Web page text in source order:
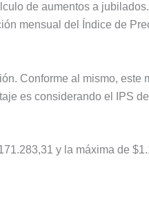
de aumentos a
mensual del Índice de
Conforme al mismo, este
es considerando el IPS
y la máxima de